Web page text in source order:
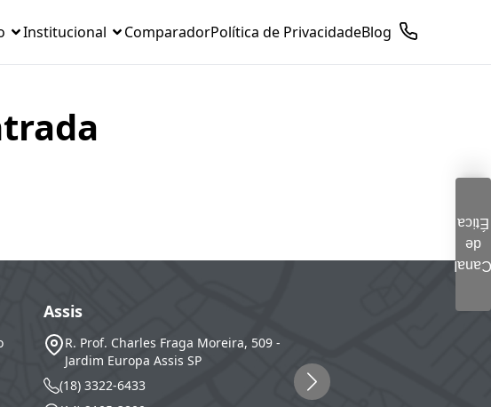
Institucional ComparadorPolítica de PrivacidadeBlog
Assis
R. Prof. Charles Fraga Moreira, 509 -
Jardim Europa Assis SP
(18) 3322-6433
Tupã
(14) 3404-1200
de
Ética